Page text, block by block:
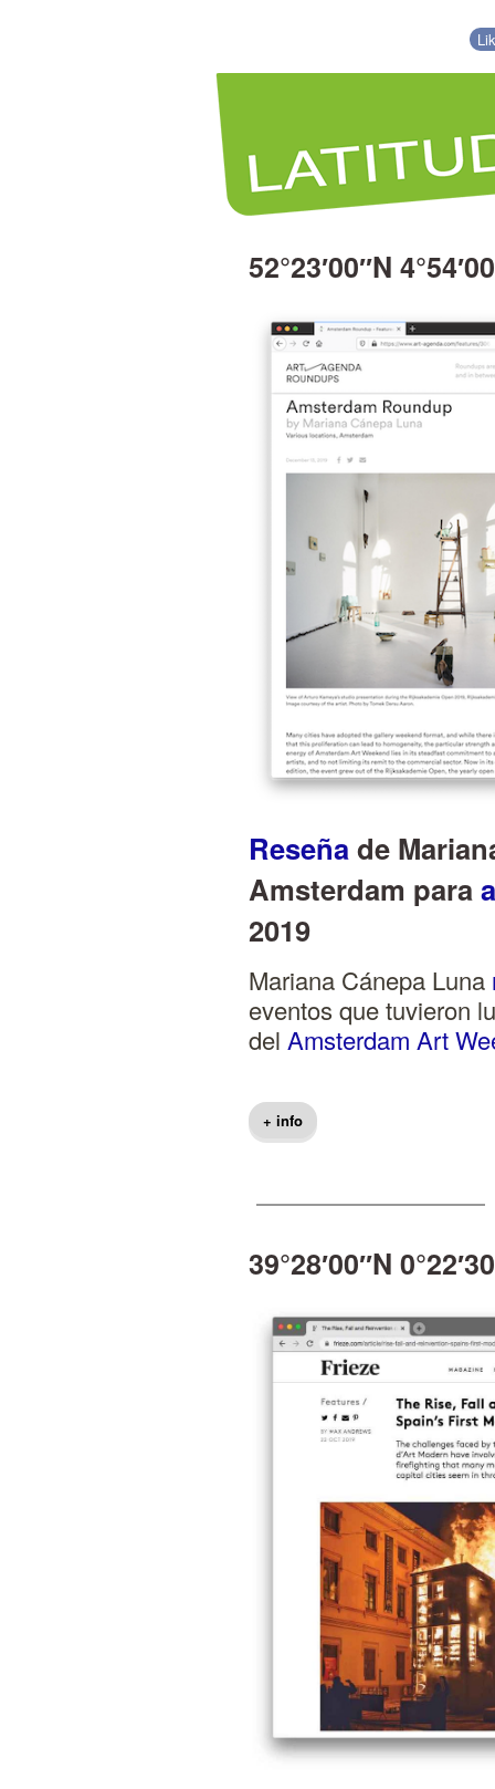
52°23′00″N
Reseñade
Amsterdam para
2019
Mariana Cánepa Luna
eventos que tuvieron
del Amsterdam Art
+ info
39°28′00″N